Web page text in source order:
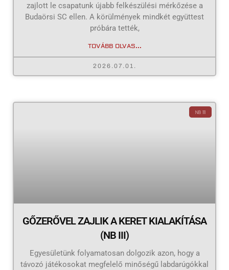
zajlott le csapatunk újabb felkészülési mérkőzése a
Budaörsi SC ellen. A körülmények mindkét együttest
próbára tették,
TOVÁBB OLVAS...
2026.07.01.
NB III
GŐZERŐVEL ZAJLIK A KERET KIALAKÍTÁSA
(NB III)
Egyesületünk folyamatosan dolgozik azon, hogy a
távozó játékosokat megfelelő minőségű labdarúgókkal